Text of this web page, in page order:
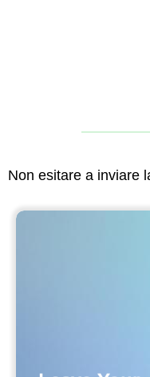
Non esitare a inviare